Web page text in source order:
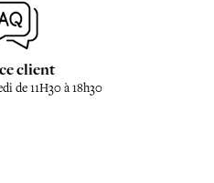
client
de 11H30 à 18h30